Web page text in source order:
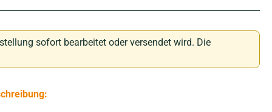
sofort bearbeitet oder versendet wird. Die